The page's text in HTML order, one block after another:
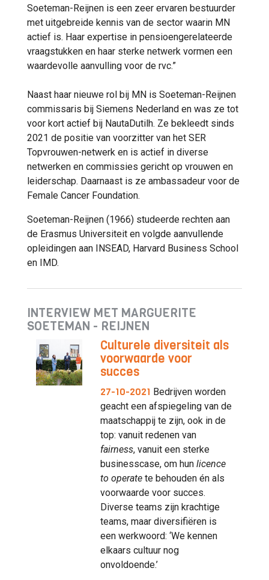
Soeteman-Reijnen is een zeer ervaren bestuurder
met uitgebreide kennis van de sector waarin MN
actief is. Haar expertise in pensioengerelateerde
vraagstukken en haar sterke netwerk vormen een
waardevolle aanvulling voor de rvc.”
Naast haar nieuwe rol bij MN is Soeteman-Reijnen
commissaris bij Siemens Nederland en was ze tot
voor kort actief bij NautaDutilh. Ze bekleedt sinds
2021 de positie van voorzitter van het SER
Topvrouwen-netwerk en is actief in diverse
netwerken en commissies gericht op vrouwen en
leiderschap. Daarnaast is ze ambassadeur voor de
Female Cancer Foundation.
Soeteman-Reijnen (1966) studeerde rechten aan
de Erasmus Universiteit en volgde aanvullende
opleidingen aan INSEAD, Harvard Business School
en IMD.
INTERVIEW MET MARGUERITE
SOETEMAN - REIJNEN
Culturele diversiteit als
voorwaarde voor
succes
27-10-2021 Bedrijven worden
geacht een afspiegeling van de
maatschappij te zijn, ook in de
top: vanuit redenen van
fairness, vanuit een sterke
businesscase, om hunlicence
to operate te behouden én als
voorwaarde voor succes.
Diverse teams zijn krachtige
teams, maar diversifiëren is
een werkwoord: ‘We kennen
elkaars cultuur nog
onvoldoende.’